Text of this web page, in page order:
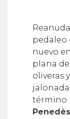
pedaleo
nuevo
plana
oliveras
término